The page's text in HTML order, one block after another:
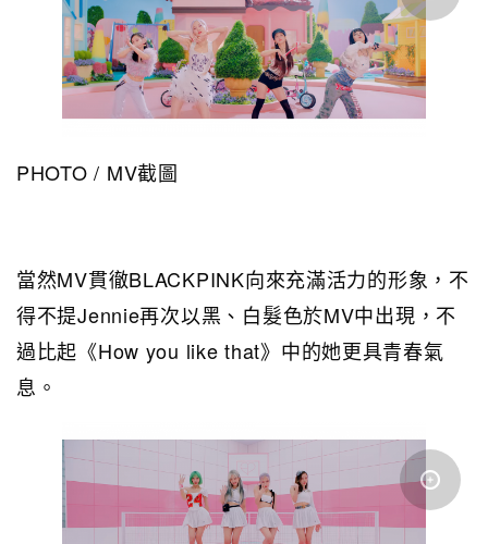
PHOTO / MV截圖
當然MV貫徹BLACKPINK向來充滿活力的形象，不
得不提Jennie再次以黑、白髮色於MV中出現，不
過比起《How you like that》中的她更具青春氣
息。